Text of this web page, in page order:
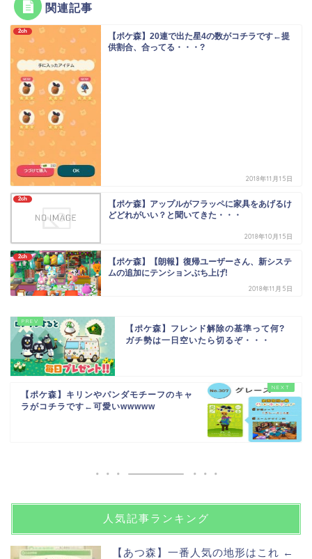
関連記事
2ch
【ポケ森】20連で出た星4の数がコチラです←提
供割合、合ってる・・・?
2018年11月15日
2ch
【ポケ森】アップルがフラッペに家具をあげるけ
どどれがいい？と聞いてきた・・・
2018年10月15日
2ch
【ポケ森】【朗報】復帰ユーザーさん、新システ
ムの追加にテンションぶち上げ!
2018年11月5日
【ポケ森】フレンド解除の基準って何?
ガチ勢は一日空いたら切るぞ・・・
【ポケ森】キリンやパンダモチーフのキャ
ラがコチラです←可愛いwwwww
人気記事ランキング
【あつ森】一番人気の地形はこれ ←